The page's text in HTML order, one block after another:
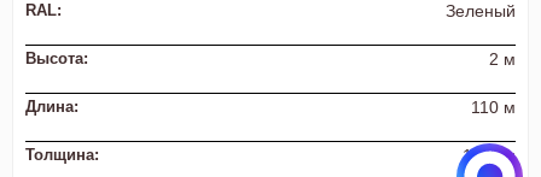
RAL: Зеленый
Высота: 2 м
Длина: 110 м
Толщина: 1,2 мм